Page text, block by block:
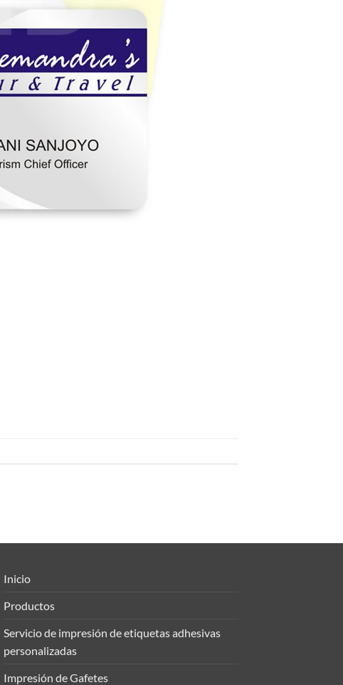
Inicio
Productos
Servicio de impresión de etiquetas adhesivas
personalizadas
Impresión de Gafetes